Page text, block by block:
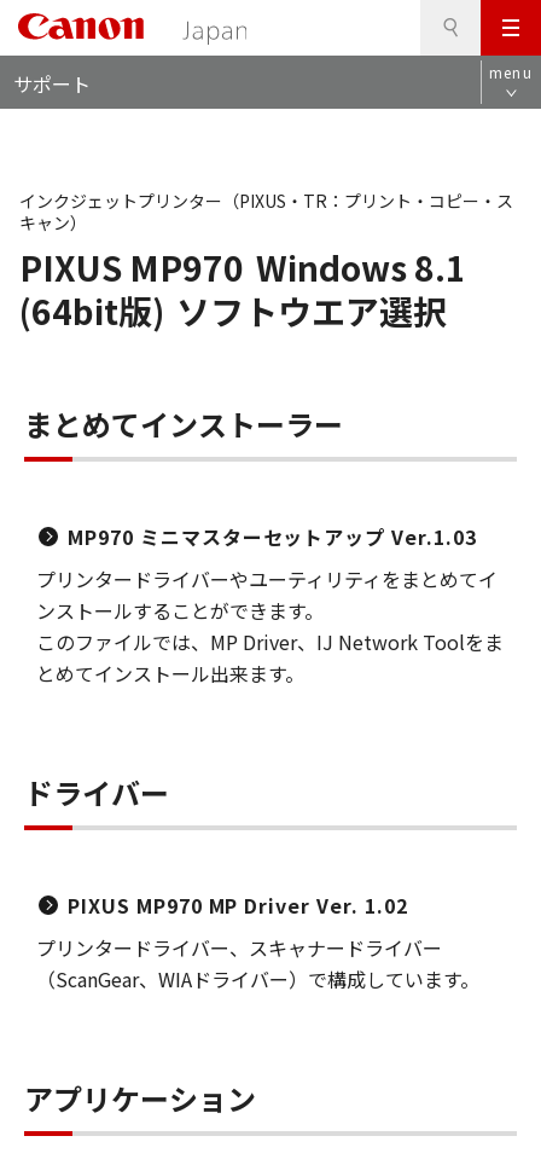
メ
ニ
ュ
サポート menu
PIXUS MP970 Windows 8.1
(64bit版) ソフトウエア選択
インクジェットプリンター（PIXUS・TR：プリント・コピー・ス
キャン）
まとめてインストーラー
MP970 ミニマスターセットアップ Ver.1.03
プリンタードライバーやユーティリティをまとめてイ
ンストールすることができます。
このファイルでは、MP Driver、IJ Network Toolをま
とめてインストール出来ます。
ドライバー
PIXUS MP970 MP Driver Ver. 1.02
プリンタードライバー、スキャナードライバー
（ScanGear、WIAドライバー）で構成しています。
アプリケーション